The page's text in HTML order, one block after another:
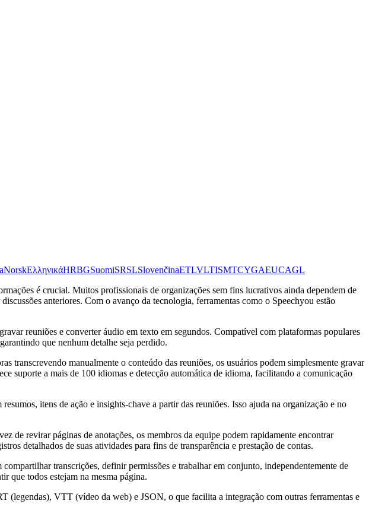
NorskΕλληνικάHRBGSuomiSRSLSlovenčinaETLVLTISMTCYGAEUCAGL
é crucial. Muitos profissionais de organizações sem fins lucrativos ainda dependem de
anteriores. Com o avanço da tecnologia, ferramentas como o Speechyou estão
reuniões e converter áudio em texto em segundos. Compatível com plataformas populares
que nenhum detalhe seja perdido.
transcrevendo manualmente o conteúdo das reuniões, os usuários podem simplesmente gravar
suporte a mais de 100 idiomas e detecção automática de idioma, facilitando a comunicação
itens de ação e insights-chave a partir das reuniões. Isso ajuda na organização e no
de revirar páginas de anotações, os membros da equipe podem rapidamente encontrar
detalhados de suas atividades para fins de transparência e prestação de contas.
transcrições, definir permissões e trabalhar em conjunto, independentemente de
que todos estejam na mesma página.
VTT (vídeo da web) e JSON, o que facilita a integração com outras ferramentas e